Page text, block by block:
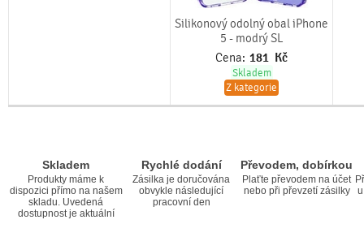
Silikonový odolný obal iPhone
5 - modrý SL
Cena: 181 Kč
Skladem
Z kategorie
Skladem
Produkty máme k
dispozici přímo na našem
skladu. Uvedená
dostupnost je aktuální
Rychlé dodání
Zásilka je doručována
obvykle následující
pracovní den
Převodem, dobírkou
Plaťte převodem na účet
nebo při převzetí zásilky